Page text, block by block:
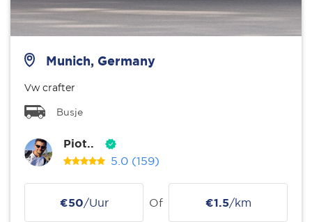
Munich, Germany
Vw crafter
Busje
Piot..
5.0 (159)
€50/Uur Of €1.5/km